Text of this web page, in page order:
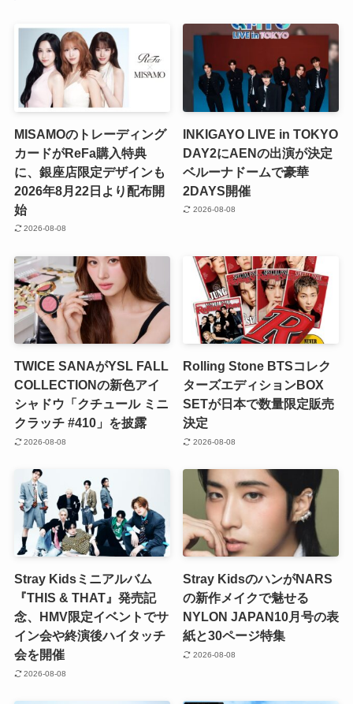
MISAMOのトレーディング
カードがReFa購入特典
に、銀座店限定デザインも
2026年8月22日より配布開
始
2026-08-08
INKIGAYO LIVE in TOKYO
DAY2にAENの出演が決定
ベルーナドームで豪華
2DAYS開催
2026-08-08
TWICE SANAがYSL FALL
COLLECTIONの新色アイ
シャドウ「クチュール ミニ
クラッチ #410」を披露
2026-08-08
Rolling Stone BTSコレク
ターズエディションBOX
SETが日本で数量限定販売
決定
2026-08-08
Stray Kidsミニアルバム
『THIS & THAT』発売記
念、HMV限定イベントでサ
イン会や終演後ハイタッチ
会を開催
2026-08-08
Stray KidsのハンがNARS
の新作メイクで魅せる
NYLON JAPAN10月号の表
紙と30ページ特集
2026-08-08